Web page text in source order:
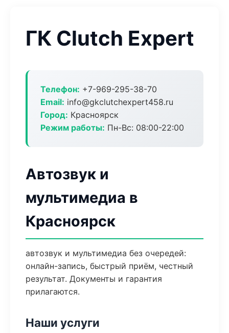
ГК Clutch Expert
Телефон: +7-969-295-38-70
Email: info@gkclutchexpert458.ru
Город: Красноярск
Режим работы: Пн-Вс: 08:00-22:00
Автозвук и
мультимедиа в
Красноярск
автозвук и мультимедиа без очередей:
онлайн-запись, быстрый приём, честный
результат. Документы и гарантия
прилагаются.
Наши услуги